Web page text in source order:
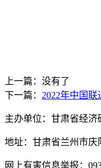
上一篇：没有了
下一篇： 2022年中国
主办单位：甘肃省经济
地址：甘肃省兰州市庆
网上有害信息举报：